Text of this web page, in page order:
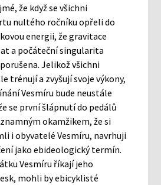
že když se všichni
nultého ročníku opřeli do
energii, že gravitace
a počáteční singularita
Jelikož všichni
trénují a zvyšují svoje výkony,
Vesmíru bude neustále
se první šlápnutí do pedálů
okamžikem, že si
i obyvatelé Vesmíru, navrhuji
jako ebideologický termín.
Vesmíru říkají jeho
mohli by ebicyklisté